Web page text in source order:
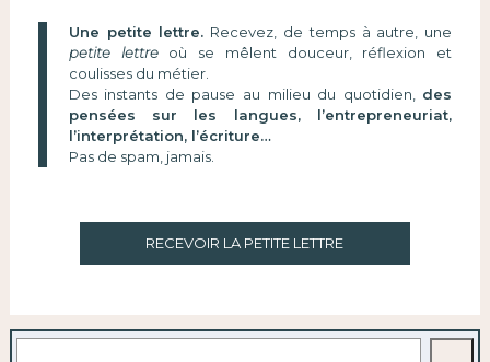
Une petite lettre. Recevez, de temps à autre, une
petite lettreoù se mêlent douceur, réflexion et
coulisses du métier.
Des instants de pause au milieu du quotidien, des
pensées sur les langues, l’entrepreneuriat,
l’interprétation, l’écriture…
Pas de spam, jamais.
RECEVOIR LA PETITE LETTRE